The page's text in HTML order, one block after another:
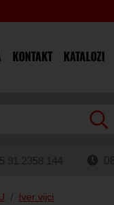
KONTAKT KATALOZI
91 2358 144
Iver vijci